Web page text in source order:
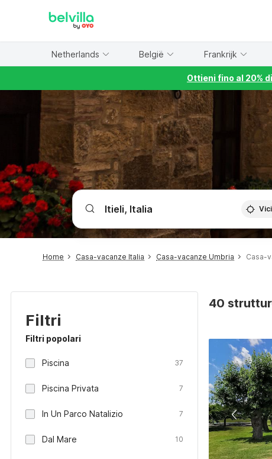
Netherlands België Frankrijk
Ottieni fino al 20%
Home Casa-vacanze Italia Casa-vacanze Umbria Casa-
Filtri
Filtri popolari
Piscina 37
Piscina Privata 7
In Un Parco Natalizio 7
Dal Mare 10
40